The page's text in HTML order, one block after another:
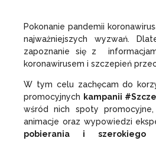
Pokonanie pandemii
najważniejszych wyzwań.
zapoznanie się z
koronawirusem i szczepień
W tym celu zachęcam do
promocyjnych kampanii
wśród nich spoty promocyjne,
animacje oraz wypowiedzi
pobierania i szerokiego